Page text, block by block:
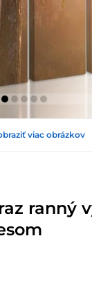
viac obrázkov
ranný